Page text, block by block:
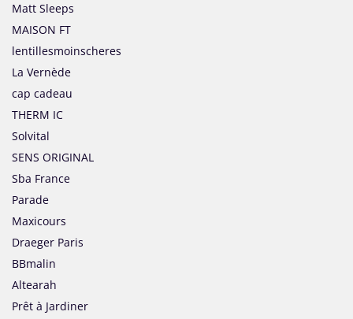
Matt Sleeps
MAISON FT
lentillesmoinscheres
La Vernède
cap cadeau
THERM IC
Solvital
SENS ORIGINAL
Sba France
Parade
Maxicours
Draeger Paris
BBmalin
Altearah
Prêt à Jardiner